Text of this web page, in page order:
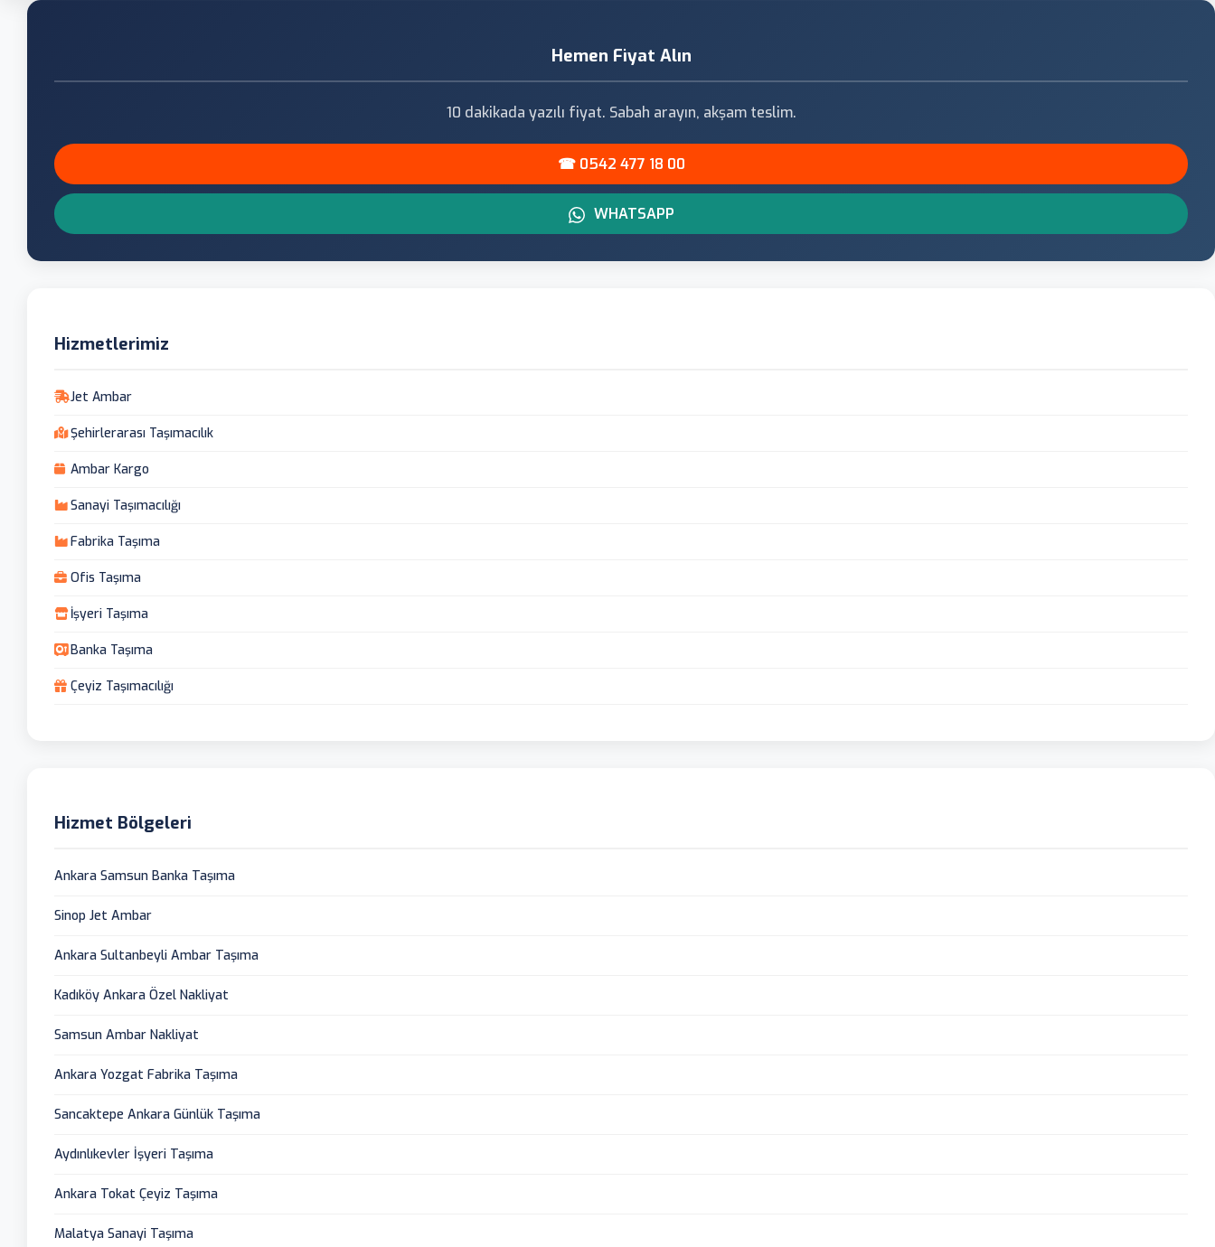
Hemen Fiyat Alın
10 dakikada yazılı fiyat. Sabah arayın, akşam teslim.
☎ 0542 477 18 00
WHATSAPP
Hizmetlerimiz
Jet Ambar
Şehirlerarası Taşımacılık
Ambar Kargo
Sanayi Taşımacılığı
Fabrika Taşıma
Ofis Taşıma
İşyeri Taşıma
Banka Taşıma
Çeyiz Taşımacılığı
Hizmet Bölgeleri
Ankara Samsun Banka Taşıma
Sinop Jet Ambar
Ankara Sultanbeyli Ambar Taşıma
Kadıköy Ankara Özel Nakliyat
Samsun Ambar Nakliyat
Ankara Yozgat Fabrika Taşıma
Sancaktepe Ankara Günlük Taşıma
Aydınlıkevler İşyeri Taşıma
Ankara Tokat Çeyiz Taşıma
Malatya Sanayi Taşıma